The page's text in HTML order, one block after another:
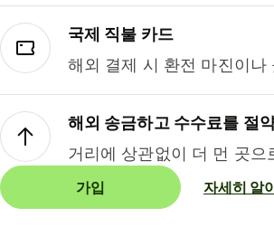
국제 직불 카드
해외 결제 시 환전 마진이
해외 송금하고 수수료를 절
거리에 상관없이 더 먼 곳으
가입 자세히 알